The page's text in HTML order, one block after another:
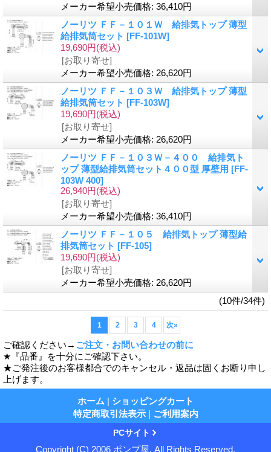
メーカー希望小売価格: 36,410円
ノーリツ ＦＦ－１０１Ｗ 給排気トップ 薄型
給排気筒セット [FF-101W]
19,690円(税込)
[お取り寄せ]
メーカー希望小売価格: 26,620円
ノーリツ ＦＦ－１０３Ｗ 給排気トップ 薄型
給排気筒セット [FF-103W]
19,690円(税込)
[お取り寄せ]
メーカー希望小売価格: 26,620円
ノーリツ ＦＦ－１０３Ｗ－４００ 給排気ト
ップ 薄型給排気筒セット４００型 厚壁用 [FF-
103W 400]
26,940円(税込)
[お取り寄せ]
メーカー希望小売価格: 36,410円
ノーリツ ＦＦ－１０５ 給排気トップ 薄型給
排気筒セット [FF-105]
19,690円(税込)
[お取り寄せ]
メーカー希望小売価格: 26,620円
(10件/34件)
1 2 3 4 次»
ご確認ください→ ご注文・お問い合わせの前に
★『品番』を十分にご確認下さい。
★ご発注後のお客様都合でのキャンセル・返品は固くお断り申し
上げます。
ホーム | ショッピングカート
特定商取引法表示 | ご利用案内
PCサイト
Copyright (C) 2006 ポンプ屋. All Rights Reserved.